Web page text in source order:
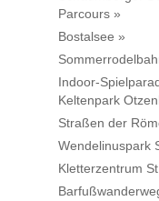
Parcours »
Bostalsee »
Indoor-
Keltenpark
Straßen der
Wendelinuspark
Kletterzentrum